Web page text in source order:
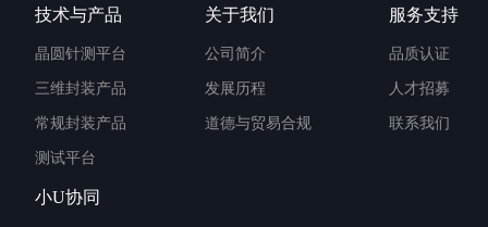
技术与产品
晶圆针测平台
三维封装产品
常规封装产品
测试平台
关于我们
公司简介
发展历程
道德与贸易合规
服务支持
品质认证
人才招募
联系我们
小U协同